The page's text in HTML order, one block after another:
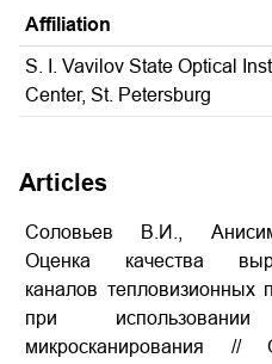
Affiliation
S. I. Vavilov State Optical
Center, St. Petersburg
Articles
Соловьев В.И.,
Оценка качества
каналов тепловизионных
при
микросканирования //